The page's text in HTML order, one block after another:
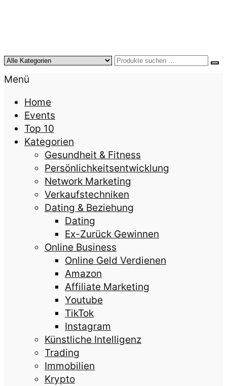
KursTipps.de
Weil Weiterbildung die beste Investition für mehr
Lebensqualität ist.
Menü
Home
Events
Top 10
Kategorien
Gesundheit & Fitness
Persönlichkeitsentwicklung
Network Marketing
Verkaufstechniken
Dating & Beziehung
Dating
Ex-Zurück Gewinnen
Online Business
Online Geld Verdienen
Amazon
Affiliate Marketing
Youtube
TikTok
Instagram
Künstliche Intelligenz
Trading
Immobilien
Krypto